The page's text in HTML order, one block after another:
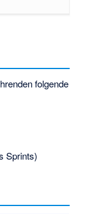
folgende
Sprints)